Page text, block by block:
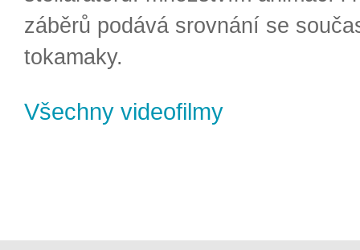
záběrů podává srovnání se
tokamaky.
Všechny videofilmy